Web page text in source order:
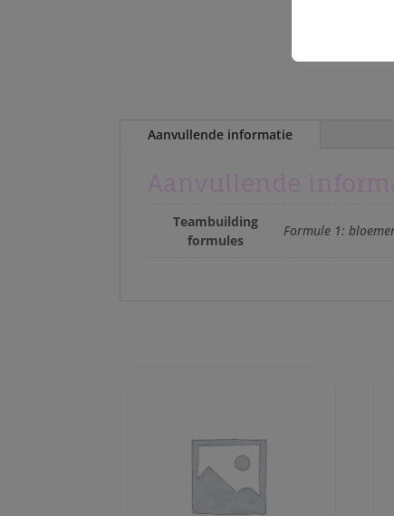
Aanvullende informatie
Aanvullende
Teambuilding
formules
Formule 1: